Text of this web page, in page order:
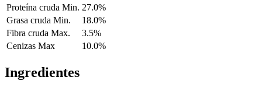
Proteína cruda Min. 27.0%
Grasa cruda Min.
18.0%
Fibra cruda Max.
3.5%
Cenizas Max
10.0%
Ingredientes